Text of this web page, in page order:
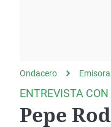
Ondacero
ENTREVISTA
Pepe